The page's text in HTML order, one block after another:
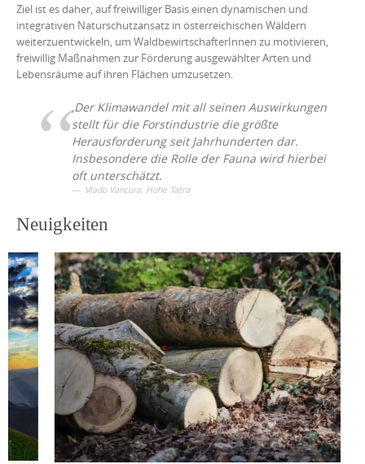
Ziel ist es daher, auf freiwilliger Basis einen dynamischen und
integrativen Naturschutzansatz in österreichischen Wäldern
weiterzuentwickeln, um WaldbewirtschafterInnen zu motivieren,
freiwillig Maßnahmen zur Förderung ausgewählter Arten und
Lebensräume auf ihren Flächen umzusetzen.
,Der Klimawandel mit all seinen Auswirkungen
stellt für die Forstindustrie die größte
Herausforderung seit Jahrhunderten dar.
Insbesondere die Rolle der Fauna wird hierbei
oft unterschätzt.
Vlado Vancura, Hohe Tatra
Neuigkeiten